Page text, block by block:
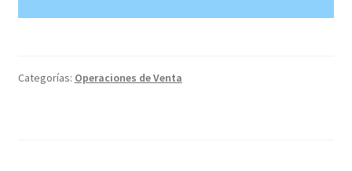
Categorías: Operaciones de Venta